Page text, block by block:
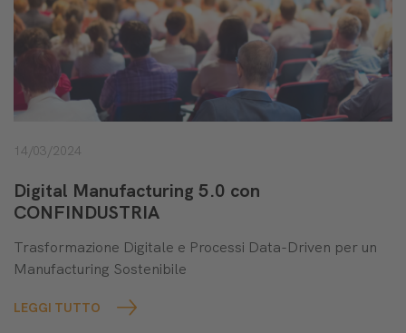
14/03/2024
Digital Manufacturing 5.0 con
CONFINDUSTRIA
Trasformazione Digitale e Processi Data-Driven per un
Manufacturing Sostenibile
LEGGI TUTTO